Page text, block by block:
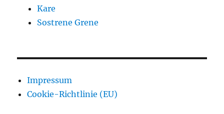
Kare
Sostrene Grene
Impressum
Cookie-Richtlinie (EU)